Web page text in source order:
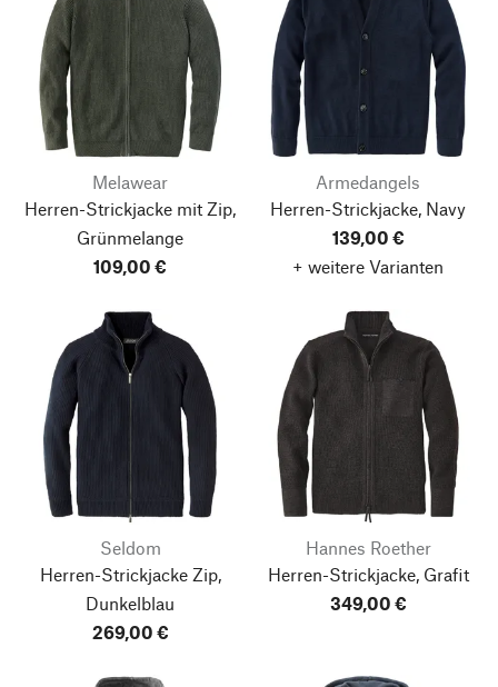
Melawear
Herren-Strickjacke mit Zip,
Grünmelange
109,00 €
Armedangels
Herren-Strickjacke, Navy
139,00 €
+ weitere Varianten
Seldom
Herren-Strickjacke Zip,
Dunkelblau
269,00 €
Hannes Roether
Herren-Strickjacke, Grafit
349,00 €